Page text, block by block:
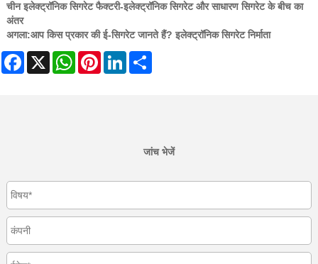
चीन इलेक्ट्रॉनिक सिगरेट फैक्टरी-इलेक्ट्रॉनिक सिगरेट और साधारण सिगरेट के बीच का
अंतर
अगला:आप किस प्रकार की ई-सिगरेट जानते हैं? इलेक्ट्रॉनिक सिगरेट निर्माता
Facebook WhatsAppPinterestLinkedIn
जांच भेजें